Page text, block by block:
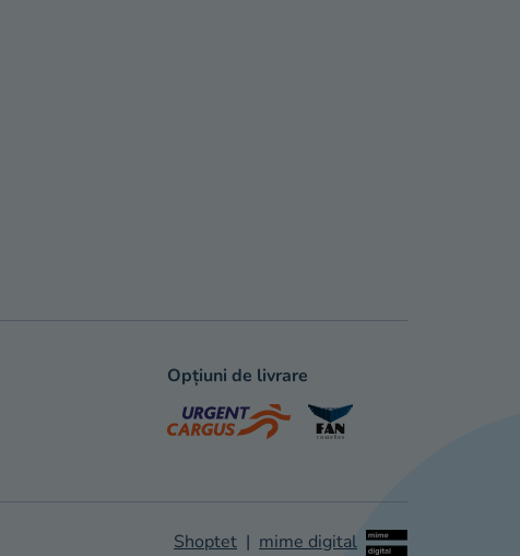
Opțiuni de livrare
Shoptet | mime digital